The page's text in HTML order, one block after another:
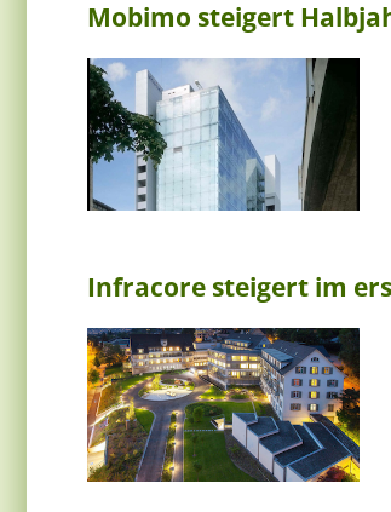
Mobimo steigert
Infracore steigert im